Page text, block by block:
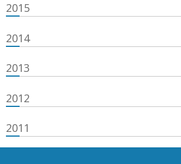
2015
2014
2013
2012
2011